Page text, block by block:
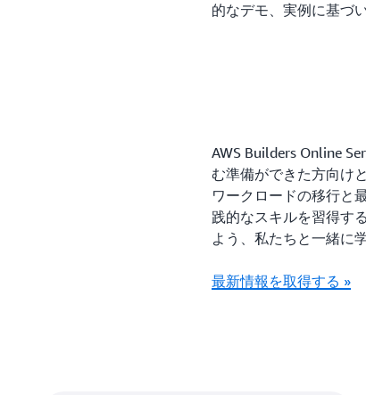
的なデモ、実例に基づ
AWS Builders Online
む準備ができた方向け
ワークロードの移行と
践的なスキルを習得す
よう、私たちと一緒に
最新情報を取得する »